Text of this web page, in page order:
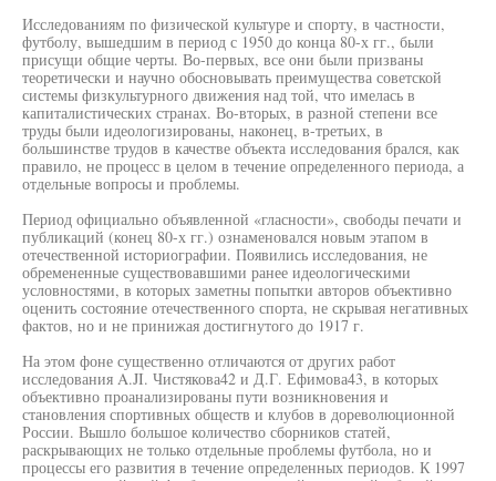
Исследованиям по физической культуре и спорту, в частности,
футболу, вышедшим в период с 1950 до конца 80-х гг., были
присущи общие черты. Во-первых, все они были призваны
теоретически и научно обосновывать преимущества советской
системы физкультурного движения над той, что имелась в
капиталистических странах. Во-вторых, в разной степени все
труды были идеологизированы, наконец, в-третьих, в
большинстве трудов в качестве объекта исследования брался, как
правило, не процесс в целом в течение определенного периода, а
отдельные вопросы и проблемы.
Период официально объявленной «гласности», свободы печати и
публикаций (конец 80-х гг.) ознаменовался новым этапом в
отечественной историографии. Появились исследования, не
обремененные существовавшими ранее идеологическими
условностями, в которых заметны попытки авторов объективно
оценить состояние отечественного спорта, не скрывая негативных
фактов, но и не принижая достигнутого до 1917 г.
На этом фоне существенно отличаются от других работ
исследования A.JI. Чистякова42 и Д.Г. Ефимова43, в которых
объективно проанализированы пути возникновения и
становления спортивных обществ и клубов в дореволюционной
России. Вышло большое количество сборников статей,
раскрывающих не только отдельные проблемы футбола, но и
процессы его развития в течение определенных периодов. К 1997